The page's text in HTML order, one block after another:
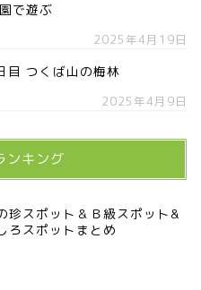
で遊ぶ
2025年4月19日
目 つくば山の梅林
2025年4月9日
ンキング
珍スポット＆Ｂ級スポット&
ろスポットまとめ
お知らせ
■県北エリア
那須町